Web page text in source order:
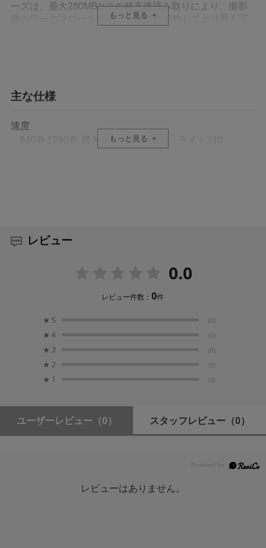
ーズは、最大280MB/s※の超高速読み取りにより、撮影
後のワークフローを加速し、時間を節約してより早く写
Lexar Professional 1800x SDXC UHS-IIカードGOLDシリ
210MB/sの速度により、バーストモードの写真を簡単に
扱うことができます。また、V60とUHSスピードクラス
これらのカードは、さまざまな場面で貴重なデータをキ
ャプチャして保存するために必要なパフォーマンスを提
は防水性、耐熱性、耐衝撃性、耐振動性、およびX線耐性
最高UHS-Iの速度で下位互換性を実現。
もあり、UHS-I速度の最大しきい値までのパフォーマンス
を実現します。
厳格な試験に合格
全Lexar製品の設計は1,100を超えるデジタル機器の試験
に対応した施設群であるLexar Quality Labsでの徹底的な
メーカーページをご確認下さい。
もっと見る
主な仕様
速度
64GB-128GB: 最大リード280 MB/s、ライト210
保存温度範囲
32 mm x 24 mm x 2.1 mm / 1.25” x 0.95” x 0.08”
1年保証付き
クラス速度
もっと見る
レビュー
0.0
レビュー件数：0件
★ 5 (0)
★ 4 (0)
★ 3 (0)
★ 2 (0)
★ 1 (0)
ユーザーレビュー （0） スタッフレビュー （0）
レビューはありません。